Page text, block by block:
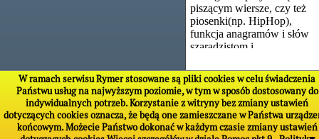
piszącym wiersze, czy też
piosenki(np. HipHop),
funkcja anagramów i słów
szaradzistom i
W przeciwieństwie do
kilku innych skryptów
istniejących w sieci i
osobnych programów do
rymowania,RYMER
W ramach serwisu Rymer stosowane są pliki cookies w celu świadczenia
Państwu usług na najwyższym poziomie, w tym w sposób dostosowany do
indywidualnych potrzeb. Korzystanie z witryny bez zmiany ustawień
dotyczących cookies oznacza, że będą one zamieszczane w Państwa
końcowym. Możecie Państwo dokonać w każdym czasie zmiany ustawień